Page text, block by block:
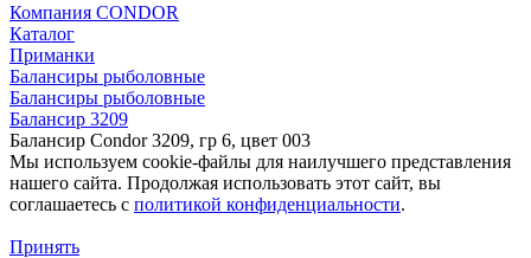
Компания CONDOR
Каталог
Приманки
Балансиры рыболовные
Балансиры рыболовные
Балансир 3209
Балансир Condor 3209, гр 6, цвет 003
Мы используем cookie-файлы для наилучшего представления
нашего сайта. Продолжая использовать этот сайт, вы
соглашаетесь c политикой конфиденциальности.
Принять